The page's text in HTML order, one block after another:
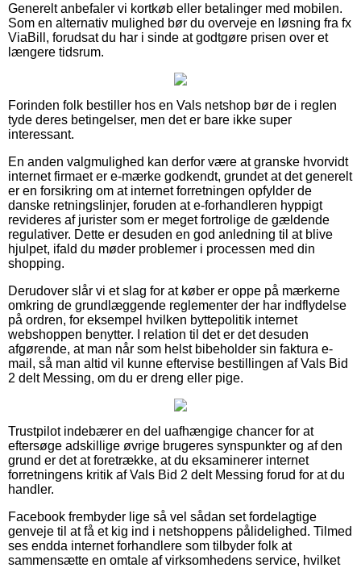
Generelt anbefaler vi kortkøb eller betalinger med mobilen.
Som en alternativ mulighed bør du overveje en løsning fra fx
ViaBill, forudsat du har i sinde at godtgøre prisen over et
længere tidsrum.
Forinden folk bestiller hos en Vals netshop bør de i reglen
tyde deres betingelser, men det er bare ikke super
interessant.
En anden valgmulighed kan derfor være at granske hvorvidt
internet firmaet er e-mærke godkendt, grundet at det generelt
er en forsikring om at internet forretningen opfylder de
danske retningslinjer, foruden at e-forhandleren hyppigt
revideres af jurister som er meget fortrolige de gældende
regulativer. Dette er desuden en god anledning til at blive
hjulpet, ifald du møder problemer i processen med din
shopping.
Derudover slår vi et slag for at køber er oppe på mærkerne
omkring de grundlæggende reglementer der har indflydelse
på ordren, for eksempel hvilken byttepolitik internet
webshoppen benytter. I relation til det er det desuden
afgørende, at man når som helst bibeholder sin faktura e-
mail, så man altid vil kunne eftervise bestillingen af Vals Bid
2 delt Messing, om du er dreng eller pige.
Trustpilot indebærer en del uafhængige chancer for at
eftersøge adskillige øvrige brugeres synspunkter og af den
grund er det at foretrække, at du eksaminerer internet
forretningens kritik af Vals Bid 2 delt Messing forud for at du
handler.
Facebook frembyder lige så vel sådan set fordelagtige
genveje til at få et kig ind i netshoppens pålidelighed. Tilmed
ses endda internet forhandlere som tilbyder folk at
sammensætte en omtale af virksomhedens service, hvilket